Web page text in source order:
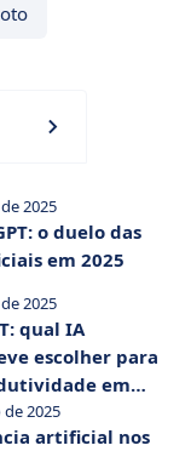
2025
o duelo das
em 2025
2025
qual IA
escolher para
em
de 2025
artificial nos